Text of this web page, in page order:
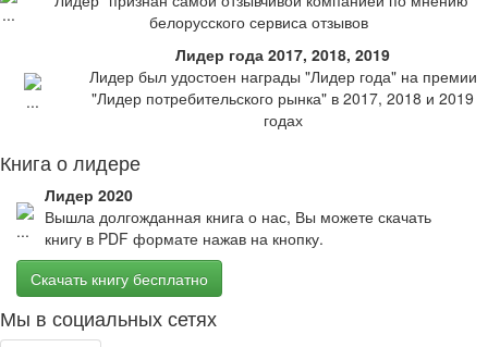
белорусского сервиса отзывов
Лидер года 2017, 2018, 2019
Лидер был удостоен награды "Лидер года" на премии
"Лидер потребительского рынка" в 2017, 2018 и 2019
годах
Книга о лидере
Лидер 2020
Вышла долгожданная книга о нас, Вы можете скачать
книгу в PDF формате нажав на кнопку.
Скачать книгу бесплатно
Мы в социальных сетях